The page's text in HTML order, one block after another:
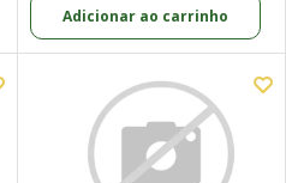
Adicionar ao carrinho